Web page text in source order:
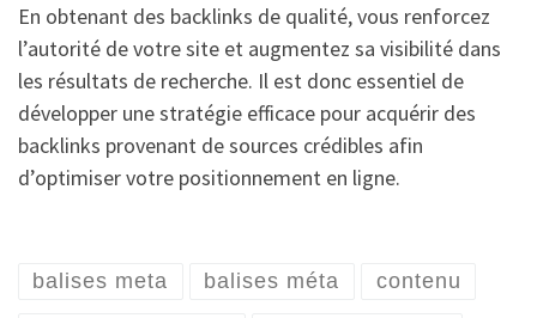
En obtenant des backlinks de qualité, vous renforcez
l’autorité de votre site et augmentez sa visibilité dans
les résultats de recherche. Il est donc essentiel de
développer une stratégie efficace pour acquérir des
backlinks provenant de sources crédibles afin
d’optimiser votre positionnement en ligne.
balises meta balises méta contenu